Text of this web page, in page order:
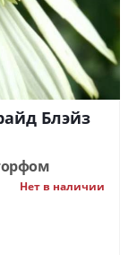
Блэйз
Нет в наличии